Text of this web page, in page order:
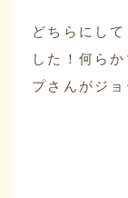
どちらにし
した！何ら
プさんがジ